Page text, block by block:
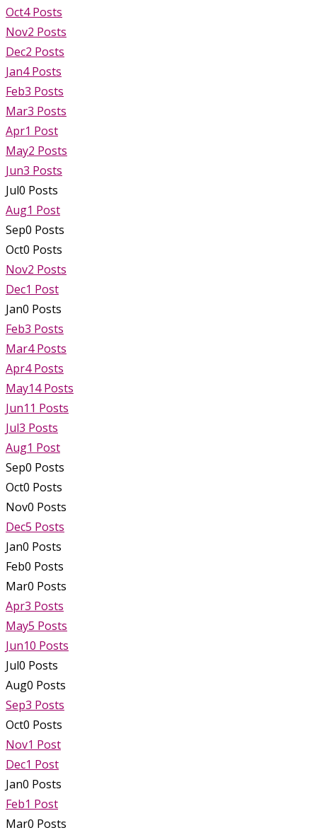
Oct4 Posts
Nov2 Posts
Dec2 Posts
Jan4 Posts
Feb3 Posts
Mar3 Posts
Apr1 Post
May2 Posts
Jun3 Posts
Jul0 Posts
Aug1 Post
Sep0 Posts
Oct0 Posts
Nov2 Posts
Dec1 Post
Jan0 Posts
Feb3 Posts
Mar4 Posts
Apr4 Posts
May14 Posts
Jun11 Posts
Jul3 Posts
Aug1 Post
Sep0 Posts
Oct0 Posts
Nov0 Posts
Dec5 Posts
Jan0 Posts
Feb0 Posts
Mar0 Posts
Apr3 Posts
May5 Posts
Jun10 Posts
Jul0 Posts
Aug0 Posts
Sep3 Posts
Oct0 Posts
Nov1 Post
Dec1 Post
Jan0 Posts
Feb1 Post
Mar0 Posts